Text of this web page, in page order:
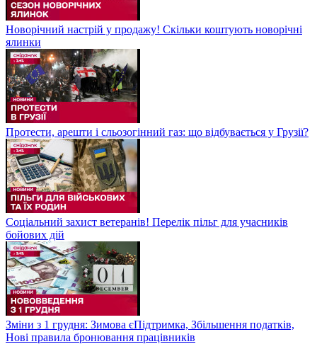
Новорічний настрій у продажу! Скільки коштують новорічні
ялинки
Протести, арешти і сльозогінний газ: що відбувається у Грузії?
Соціальний захист ветеранів! Перелік пільг для учасників
бойових дій
Зміни з 1 грудня: Зимова єПідтримка, Збільшення податків,
Нові правила бронювання працівників